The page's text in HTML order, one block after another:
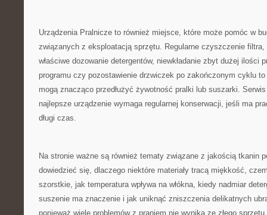
Urządzenia Pralnicze to również miejsce, które może pomóc w
związanych z eksploatacją sprzętu. Regularne czyszczenie
właściwe dozowanie detergentów, niewkładanie zbyt dużej ilości
programu czy pozostawienie drzwiczek po zakończonym cyklu to
mogą znacząco przedłużyć żywotność pralki lub suszarki.
najlepsze urządzenie wymaga regularnej konserwacji, jeśli ma
długi czas.
Na stronie ważne są również tematy związane z jakością tkanin
dowiedzieć się, dlaczego niektóre materiały tracą miękkość,
szorstkie, jak temperatura wpływa na włókna, kiedy nadmiar
suszenie ma znaczenie i jak uniknąć zniszczenia delikatnych
ponieważ wiele problemów z praniem nie wynika ze złego